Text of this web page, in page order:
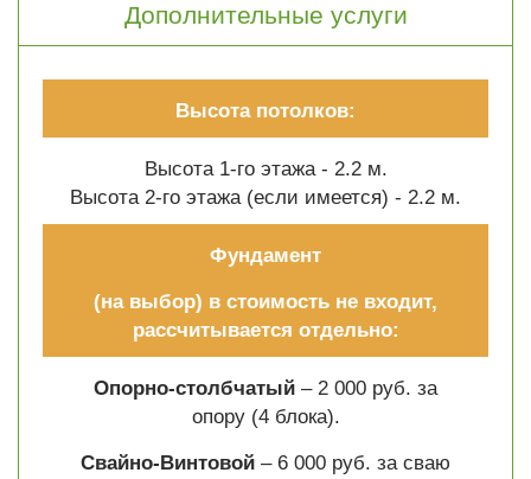
Дополнительные услуги
Высота потолков:
Высота 1-го этажа - 2.2 м.
Высота 2-го этажа (если имеется) - 2.2 м.
Фундамент
(на выбор) в стоимость не входит,
рассчитывается отдельно:
Опорно-столбчатый – 2 000 руб. за
опору (4 блока).
Свайно-Винтовой – 6 000 руб. за сваю